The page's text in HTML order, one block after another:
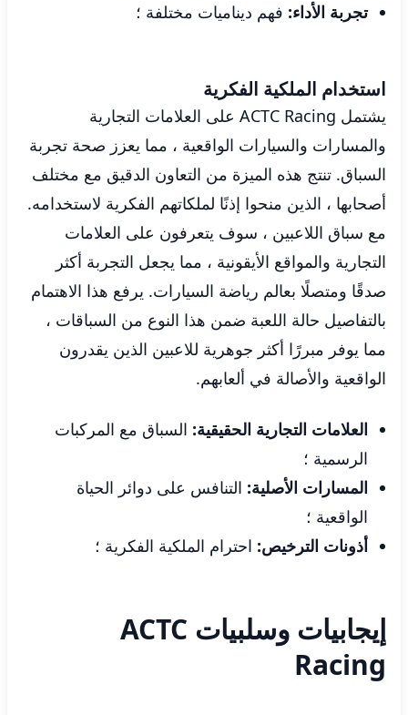
تجربة الأداء: فهم ديناميات مختلفة ؛
استخدام الملكية الفكرية
يشتمل ACTC Racing على العلامات التجارية
والمسارات والسيارات الواقعية ، مما يعزز صحة تجربة
السباق. تنتج هذه الميزة من التعاون الدقيق مع مختلف
أصحابها ، الذين منحوا إذنًا لملكاتهم الفكرية لاستخدامه.
مع سباق اللاعبين ، سوف يتعرفون على العلامات
التجارية والمواقع الأيقونية ، مما يجعل التجربة أكثر
صدقًا ومتصلًا بعالم رياضة السيارات. يرفع هذا الاهتمام
بالتفاصيل حالة اللعبة ضمن هذا النوع من السباقات ،
مما يوفر مبررًا أكثر جوهرية للاعبين الذين يقدرون
الواقعية والأصالة في ألعابهم.
العلامات التجارية الحقيقية: السباق مع المركبات
الرسمية ؛
المسارات الأصلية: التنافس على دوائر الحياة
الواقعية ؛
أذونات الترخيص: احترام الملكية الفكرية ؛
إيجابيات وسلبيات ACTC
Racing